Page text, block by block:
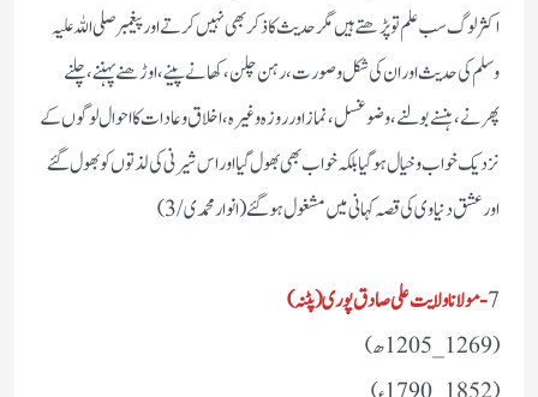
اکثر لوگ سب علم تو پڑھتے ہیں مگر حدیث کا ذکر بھی نہیں کرتے اور پیغمبر صلی اللہ علیہ
وسلم کی حدیث اور ان کی شکل و صورت، رہن چلن، کھانے پینے، اوڑھنے پہننے، چلنے
پھرنے، ہنسنے بولنے، وضو غسل، نماز اور روزہ وغیرہ، اخلاق و عادات کا احوال لوگوں کے
نزدیک خواب و خیال ہو گیا بلکہ خواب بھی بھول گیا اور اس شیرنی کی لذتوں کو بھول گئے
اور عشق دنیاوی کی قصہ کہانی میں مشغول ہو گئے( انوار محمدی /3)
7-مولانا ولایت علی صادق پوری (پٹنہ)
(1269_1205ھ)